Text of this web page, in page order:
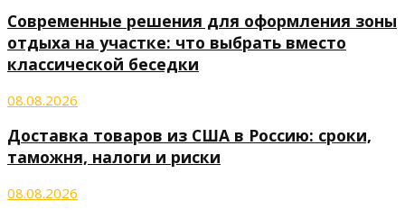
Современные решения для оформления зоны
отдыха на участке: что выбрать вместо
классической беседки
08.08.2026
Доставка товаров из США в Россию: сроки,
таможня, налоги и риски
08.08.2026